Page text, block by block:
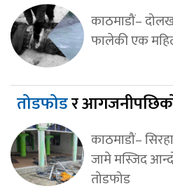
काठमाडौं–
फालेकी एक
तोडफोडर
काठमाडौं–
जामे मस्जिद
तोडफोड